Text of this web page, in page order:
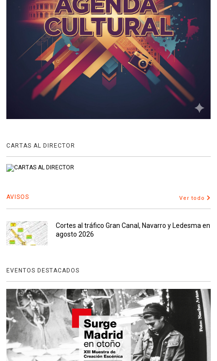
CARTAS AL DIRECTOR
AVISOS Ver todo
Cortes al tráfico Gran Canal, Navarro y Ledesma en
agosto 2026
EVENTOS DESTACADOS